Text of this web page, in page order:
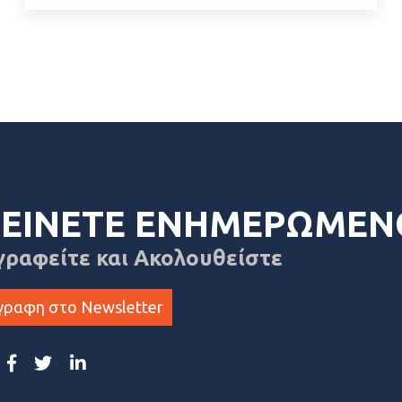
και Ακολουθείστε
στο Newsletter